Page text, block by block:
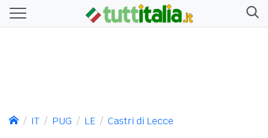
IT PUG LE Castri di Lecce